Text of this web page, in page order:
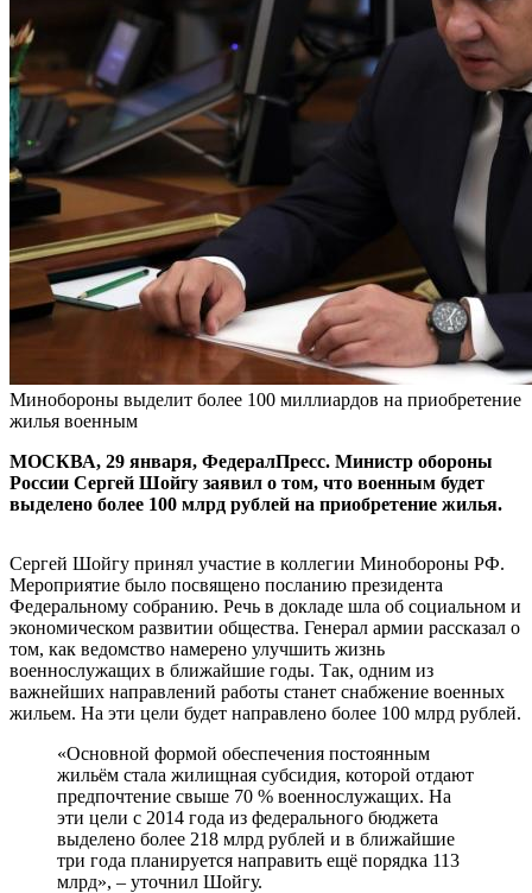
Минобороны выделит более 100 миллиардов на приобретение
жилья военным
МОСКВА, 29 января, ФедералПресс. Министр обороны
России Сергей Шойгу заявил о том, что военным будет
выделено более 100 млрд рублей на приобретение жилья.
Сергей Шойгу принял участие в коллегии Минобороны РФ.
Мероприятие было посвящено посланию президента
Федеральному собранию. Речь в докладе шла об социальном и
экономическом развитии общества. Генерал армии рассказал о
том, как ведомство намерено улучшить жизнь
военнослужащих в ближайшие годы. Так, одним из
важнейших направлений работы станет снабжение военных
жильем. На эти цели будет направлено более 100 млрд рублей.
«Основной формой обеспечения постоянным
жильём стала жилищная субсидия, которой отдают
предпочтение свыше 70 % военнослужащих. На
эти цели с 2014 года из федерального бюджета
выделено более 218 млрд рублей и в ближайшие
три года планируется направить ещё порядка 113
млрд», – уточнил Шойгу.